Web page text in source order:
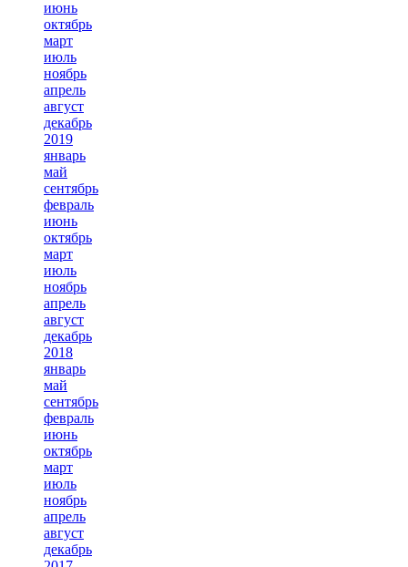
июнь
октябрь
март
июль
ноябрь
апрель
август
декабрь
2019
январь
май
сентябрь
февраль
июнь
октябрь
март
июль
ноябрь
апрель
август
декабрь
2018
январь
май
сентябрь
февраль
июнь
октябрь
март
июль
ноябрь
апрель
август
декабрь